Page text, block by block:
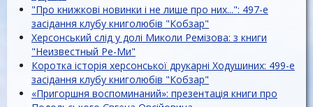
"Про книжкові новинки і не лише про них...": 497-е
засідання клубу книголюбів "Кобзар"
Херсонський слід у долі Миколи Ремізова: з книги
"Неизвестный Ре-Ми"
Коротка історія херсонської друкарні Ходушиних: 499-е
засідання клубу книголюбів "Кобзар"
«Пригоршня воспоминаний»: презентація книги про